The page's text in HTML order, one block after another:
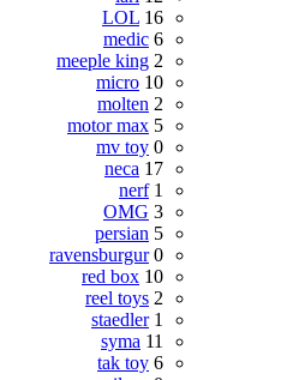
LOL
medic
meeple king
micro
molten
motor max
mv toy
neca
nerf
OMG
persian
ravensburgur
red box
reel toys
staedler
syma
tak toy